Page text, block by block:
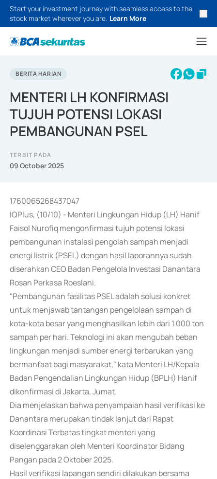
Start your investment journey with seamless access to the
stock market wherever you are. Learn More
BERITA HARIAN
MENTERI LH KONFIRMASI
TUJUH POTENSI LOKASI
PEMBANGUNAN PSEL
TERBIT PADA
09 October 2025
1760065268437047
IQPlus, (10/10) - Menteri Lingkungan Hidup (LH) Hanif
Faisol Nurofiq mengonfirmasi tujuh potensi lokasi
pembangunan instalasi pengolah sampah menjadi
energi listrik (PSEL) dengan hasil laporannya sudah
diserahkan CEO Badan Pengelola Investasi Danantara
Rosan Perkasa Roeslani.
"Pembangunan fasilitas PSEL adalah solusi konkret
untuk menjawab tantangan pengelolaan sampah di
kota-kota besar yang menghasilkan lebih dari 1.000 ton
sampah per hari. Teknologi ini akan mengubah beban
lingkungan menjadi sumber energi terbarukan yang
bermanfaat bagi masyarakat," kata Menteri LH/Kepala
Badan Pengendalian Lingkungan Hidup (BPLH) Hanif
dikonfirmasi di Jakarta, Jumat.
Dia menjelaskan bahwa penyampaian hasil verifikasi ke
Danantara merupakan tindak lanjut dari Rapat
Koordinasi Terbatas tingkat menteri yang
diselenggarakan oleh Menteri Koordinator Bidang
Pangan pada 2 Oktober 2025.
Hasil verifikasi lapangan sendiri dilakukan bersama